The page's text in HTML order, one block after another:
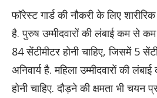
फॉरेस्ट गार्ड की नौकरी के लिए
है. पुरुष उम्मीदवारों की लंबाई कम से
84 सेंटीमीटर होनी चाहिए, जिसमें 5
अनिवार्य है. महिला उम्मीदवारों की
होनी चाहिए. दौड़ने की क्षमता भी चयन